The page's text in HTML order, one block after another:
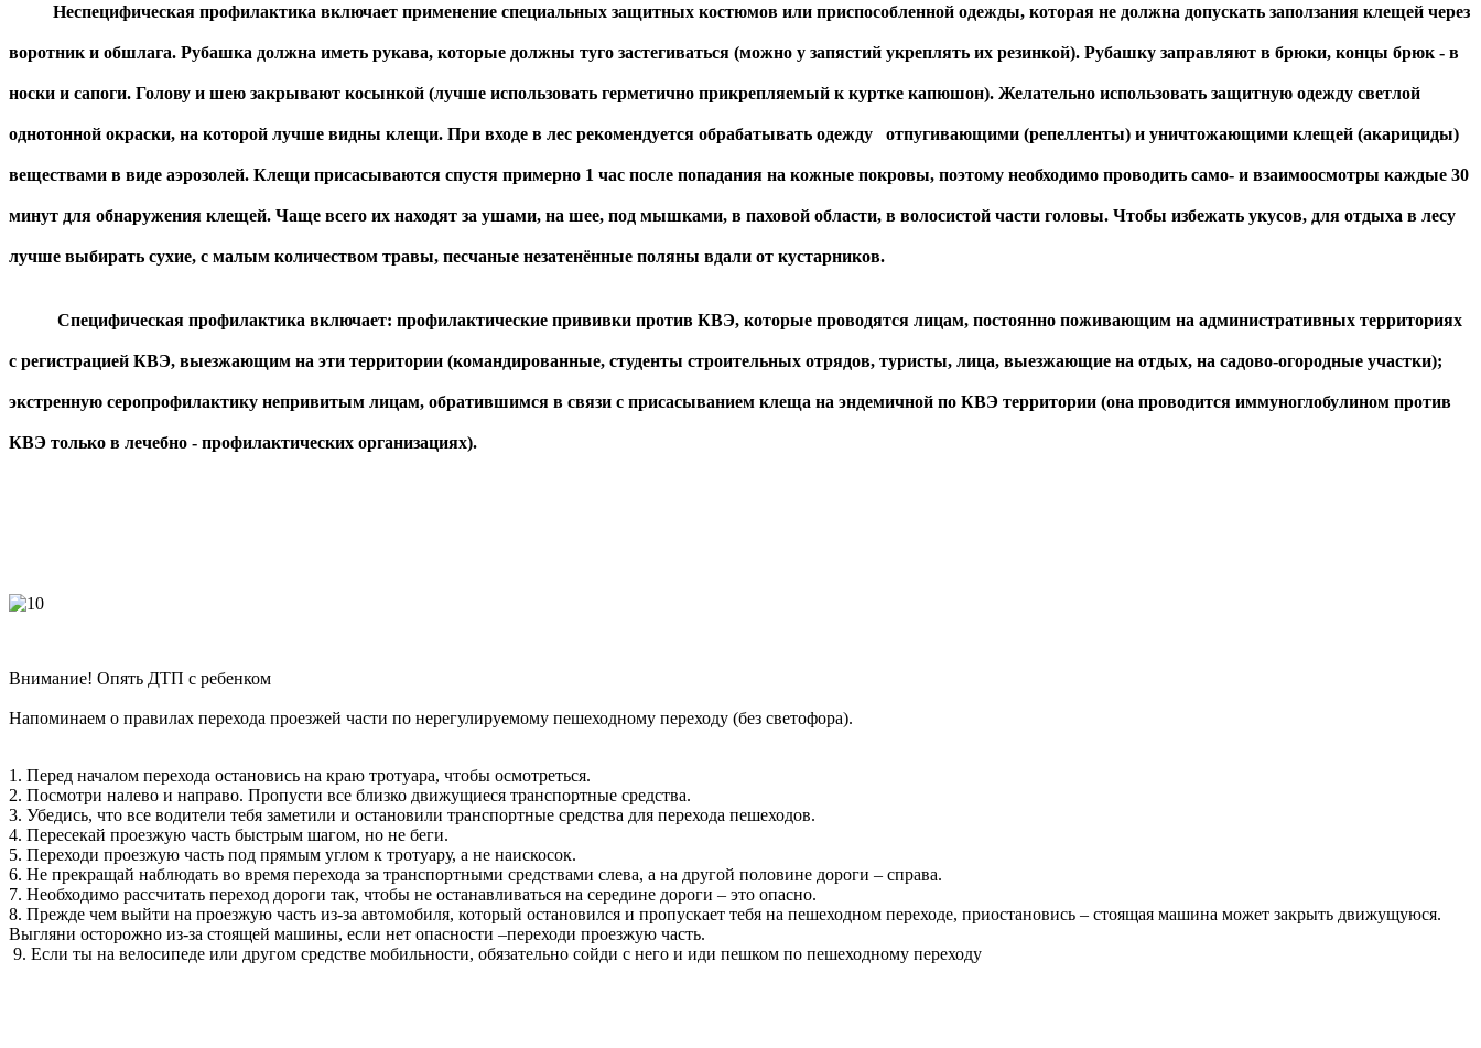
Неспецифическая профилактика включает применение специальных защитных костюмов или приспособленной одежды, которая не должна допускать заползания клещей через
воротник и обшлага. Рубашка должна иметь рукава, которые должны туго застегиваться (можно у запястий укреплять их резинкой). Рубашку заправляют в брюки, концы брюк - в
носки и сапоги. Голову и шею закрывают косынкой (лучше использовать герметично прикрепляемый к куртке капюшон). Желательно использовать защитную одежду светлой
однотонной окраски, на которой лучше видны клещи. При входе в лес рекомендуется обрабатывать одежду отпугивающими (репелленты) и уничтожающими клещей (акарициды)
веществами в виде аэрозолей. Клещи присасываются спустя примерно 1 час после попадания на кожные покровы, поэтому необходимо проводить само- и взаимоосмотры каждые 30
минут для обнаружения клещей. Чаще всего их находят за ушами, на шее, под мышками, в паховой области, в волосистой части головы. Чтобы избежать укусов, для отдыха в лесу
лучше выбирать сухие, с малым количеством травы, песчаные незатенённые поляны вдали от кустарников.
Специфическая профилактика включает: профилактические прививки против КВЭ, которые проводятся лицам, постоянно поживающим на административных территориях
с регистрацией КВЭ, выезжающим на эти территории (командированные, студенты строительных отрядов, туристы, лица, выезжающие на отдых, на садово-огородные участки);
экстренную серопрофилактику непривитым лицам, обратившимся в связи с присасыванием клеща на эндемичной по КВЭ территории (она проводится иммуноглобулином против
КВЭ только в лечебно - профилактических организациях).
Внимание! Опять ДТП с ребенком
Напоминаем о правилах перехода проезжей части по нерегулируемому пешеходному переходу (без светофора).
1. Перед началом перехода остановись на краю тротуара, чтобы осмотреться.
2. Посмотри налево и направо. Пропусти все близко движущиеся транспортные средства.
3. Убедись, что все водители тебя заметили и остановили транспортные средства для перехода пешеходов.
4. Пересекай проезжую часть быстрым шагом, но не беги.
5. Переходи проезжую часть под прямым углом к тротуару, а не наискосок.
6. Не прекращай наблюдать во время перехода за транспортными средствами слева, а на другой половине дороги – справа.
7. Необходимо рассчитать переход дороги так, чтобы не останавливаться на середине дороги – это опасно.
8. Прежде чем выйти на проезжую часть из-за автомобиля, который остановился и пропускает тебя на пешеходном переходе, приостановись – стоящая машина может закрыть движущуюся.
Выгляни осторожно из-за стоящей машины, если нет опасности –переходи проезжую часть.
9. Если ты на велосипеде или другом средстве мобильности, обязательно сойди с него и иди пешком по пешеходному переходу